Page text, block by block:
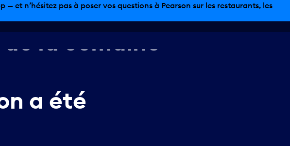
et n’hésitez pas à poser vos questions à Pearson sur les restaurants, les
delaSemaine
a été